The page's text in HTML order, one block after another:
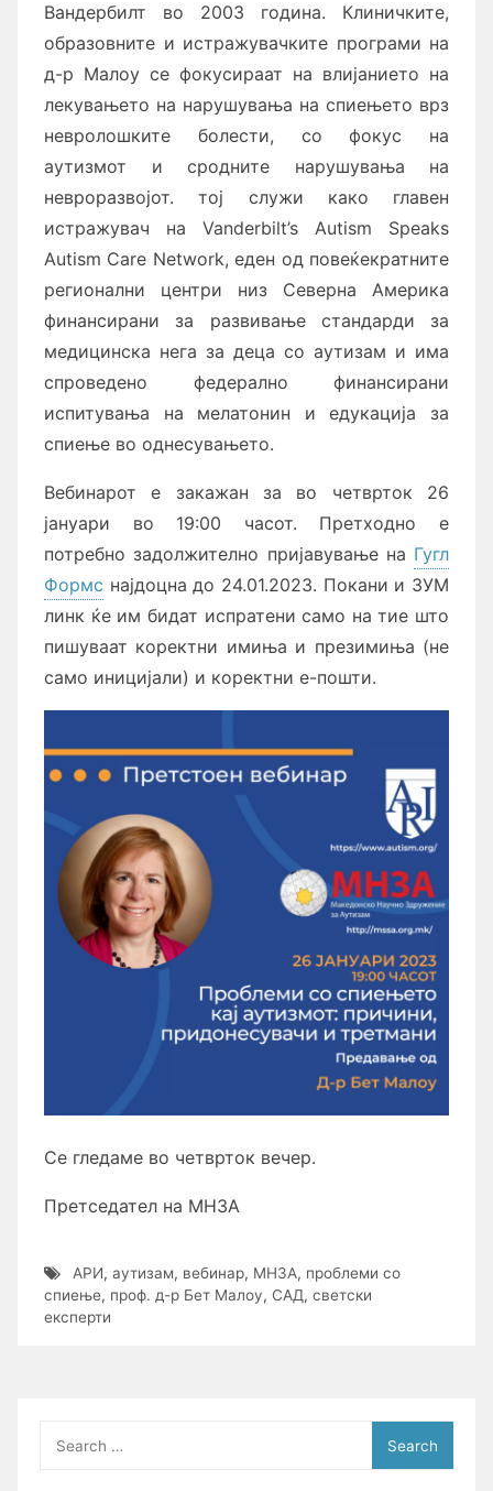
Вандербилт во 2003 година. Клиничките,
образовните и истражувачките програми на
д-р Малоу се фокусираат на влијанието на
лекувањето на нарушувања на спиењето врз
невролошките болести, со фокус на
аутизмот и сродните нарушувања на
невроразвојот. тој служи како главен
истражувач на Vanderbilt’s Autism Speaks
Autism Care Network, еден од повеќекратните
регионални центри низ Северна Америка
финансирани за развивање стандарди за
медицинска нега за деца со аутизам и има
спроведено федерално финансирани
испитувања на мелатонин и едукација за
спиење во однесувањето.
Вебинарот е закажан за во четврток 26
јануари во 19:00 часот. Претходно е
потребно задолжително пријавување на Гугл
Формс најдоцна до 24.01.2023. Покани и ЗУМ
линк ќе им бидат испратени само на тие што
пишуваат коректни имиња и презимиња (не
само иницијали) и коректни е-пошти.
Се гледаме во четврток вечер.
Претседател на МНЗА
АРИ, аутизам, вебинар, МНЗА, проблеми со
спиење, проф. д-р Бет Малоу, САД, светски
експерти
for: